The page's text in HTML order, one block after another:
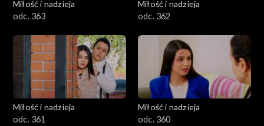
Miłość i nadzieja
odc. 363
Miłość i nadzieja
odc. 362
Miłość i nadzieja
odc. 361
Miłość i nadzieja
odc. 360